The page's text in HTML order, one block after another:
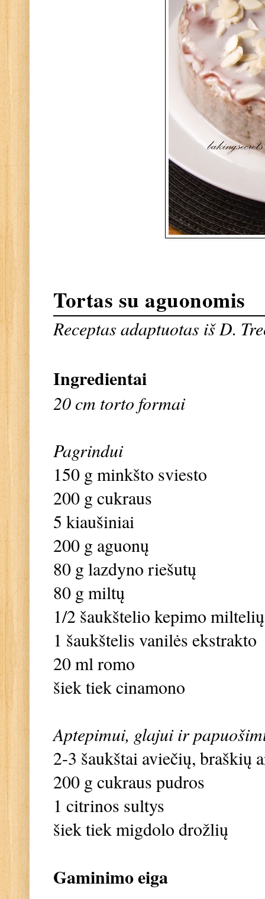
Tortas su aguonomis
Receptas adaptuotas iš D.
Ingredientai
20 cm torto formai
Pagrindui
150 g minkšto sviesto
200 g cukraus
5 kiaušiniai
200 g aguonų
80 g lazdyno riešutų
80 g miltų
1/2 šaukštelio kepimo miltelių
1 šaukštelis vanilės ekstrakto
20 ml romo
šiek tiek cinamono
Aptepimui, glajui ir
2-3 šaukštai aviečių, braškių
200 g cukraus pudros
1 citrinos sultys
šiek tiek migdolo drožlių
Gaminimo eiga